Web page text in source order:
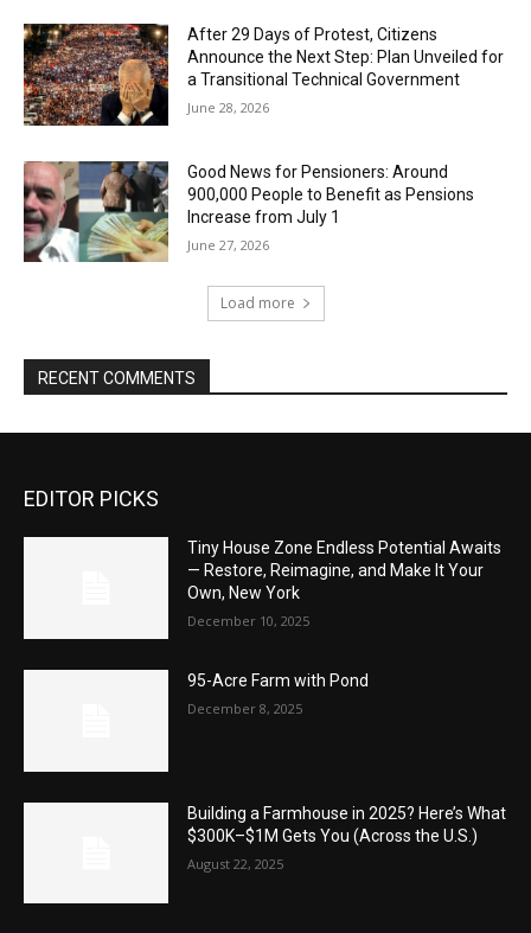
After 29 Days of Protest, Citizens
Announce the Next Step: Plan Unveiled for
a Transitional Technical Government
June 28, 2026
Good News for Pensioners: Around
900,000 People to Benefit as Pensions
Increase from July 1
June 27, 2026
Load more
RECENT COMMENTS
EDITOR PICKS
Tiny House Zone Endless Potential Awaits
— Restore, Reimagine, and Make It Your
Own, New York
December 10, 2025
95-Acre Farm with Pond
December 8, 2025
Building a Farmhouse in 2025? Here’s What
$300K–$1M Gets You (Across the U.S.)
August 22, 2025